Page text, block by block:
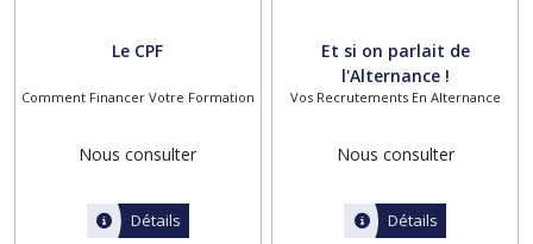
Le CPF
Comment Financer Votre Formation
Nous consulter
Détails
Et si on parlait de
l'Alternance !
Vos Recrutements En Alternance
Nous consulter
Détails